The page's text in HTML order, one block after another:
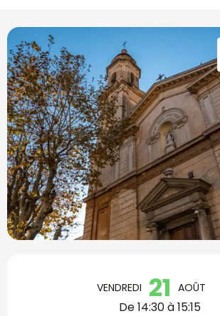
Ouverture et
VENDREDI 21 AOÛT
De 14:30 à 15:15